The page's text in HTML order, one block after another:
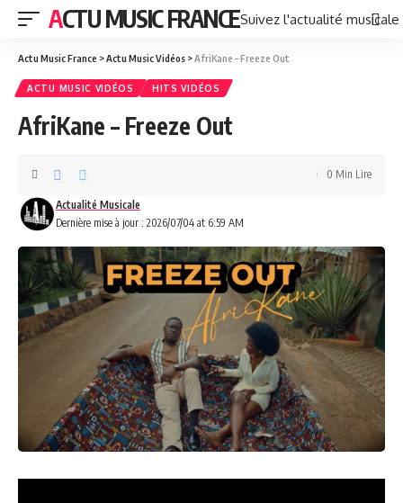
ACTU MUSIC FRANCESuivez l'actualité
Actu Music France >Actu Music Vidéos >AfriKane – Freeze Out
ACTU MUSIC VIDÉOS HITS VIDÉOS
AfriKane – Freeze Out
Dernière mise à jour : 2026/07/04 at 6:59 AM
Actualité Musicale
0 Min Lire